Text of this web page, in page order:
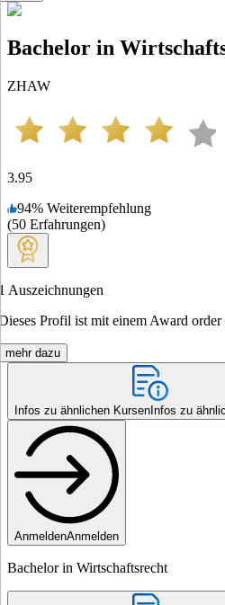
Bachelor in
ZHAW
3.95
94% Weiterempfehlung
(50 Erfahrungen)
Auszeichnungen
Profil ist mit einem Award
mehr dazu
Infos zu ähnlichen Kursen Infos zu
AnmeldenAnmelden
Bachelor in Wirtschaftsrecht